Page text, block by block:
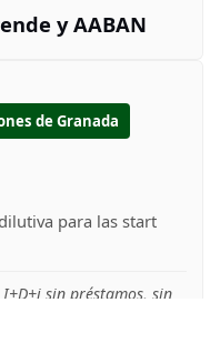
y AABAN
de Granada
para las start
sin préstamos, sin